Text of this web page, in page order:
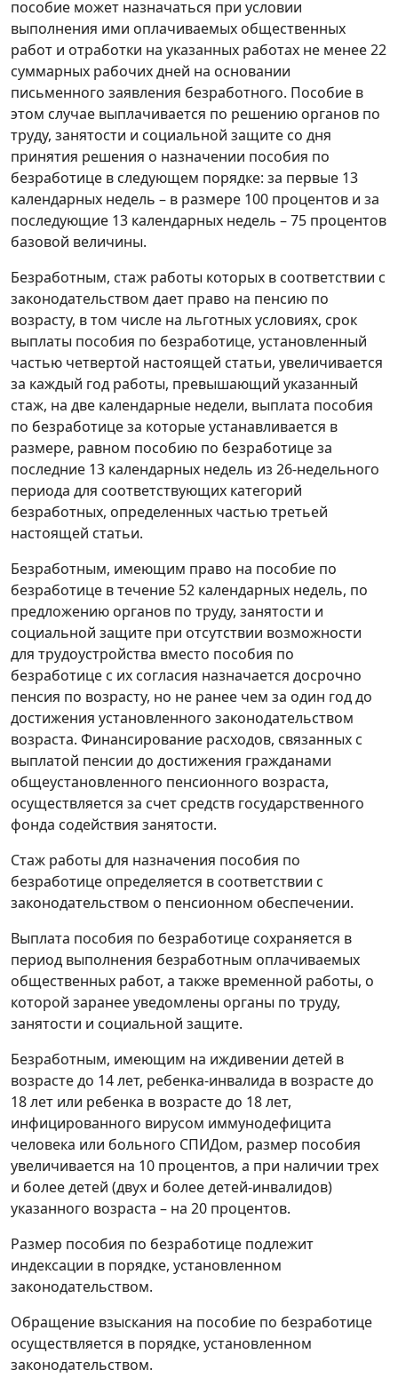
пособие может назначаться при условии
выполнения ими оплачиваемых общественных
работ и отработки на указанных работах не менее 22
суммарных рабочих дней на основании
письменного заявления безработного. Пособие в
этом случае выплачивается по решению органов по
труду, занятости и социальной защите со дня
принятия решения о назначении пособия по
безработице в следующем порядке: за первые 13
календарных недель – в размере 100 процентов и за
последующие 13 календарных недель – 75 процентов
базовой величины.
Безработным, стаж работы которых в соответствии с
законодательством дает право на пенсию по
возрасту, в том числе на льготных условиях, срок
выплаты пособия по безработице, установленный
частью четвертой настоящей статьи, увеличивается
за каждый год работы, превышающий указанный
стаж, на две календарные недели, выплата пособия
по безработице за которые устанавливается в
размере, равном пособию по безработице за
последние 13 календарных недель из 26-недельного
периода для соответствующих категорий
безработных, определенных частью третьей
настоящей статьи.
Безработным, имеющим право на пособие по
безработице в течение 52 календарных недель, по
предложению органов по труду, занятости и
социальной защите при отсутствии возможности
для трудоустройства вместо пособия по
безработице с их согласия назначается досрочно
пенсия по возрасту, но не ранее чем за один год до
достижения установленного законодательством
возраста. Финансирование расходов, связанных с
выплатой пенсии до достижения гражданами
общеустановленного пенсионного возраста,
осуществляется за счет средств государственного
фонда содействия занятости.
Стаж работы для назначения пособия по
безработице определяется в соответствии с
законодательством о пенсионном обеспечении.
Выплата пособия по безработице сохраняется в
период выполнения безработным оплачиваемых
общественных работ, а также временной работы, о
которой заранее уведомлены органы по труду,
занятости и социальной защите.
Безработным, имеющим на иждивении детей в
возрасте до 14 лет, ребенка-инвалида в возрасте до
18 лет или ребенка в возрасте до 18 лет,
инфицированного вирусом иммунодефицита
человека или больного СПИДом, размер пособия
увеличивается на 10 процентов, а при наличии трех
и более детей (двух и более детей-инвалидов)
указанного возраста – на 20 процентов.
Размер пособия по безработице подлежит
индексации в порядке, установленном
законодательством.
Обращение взыскания на пособие по безработице
осуществляется в порядке, установленном
законодательством.